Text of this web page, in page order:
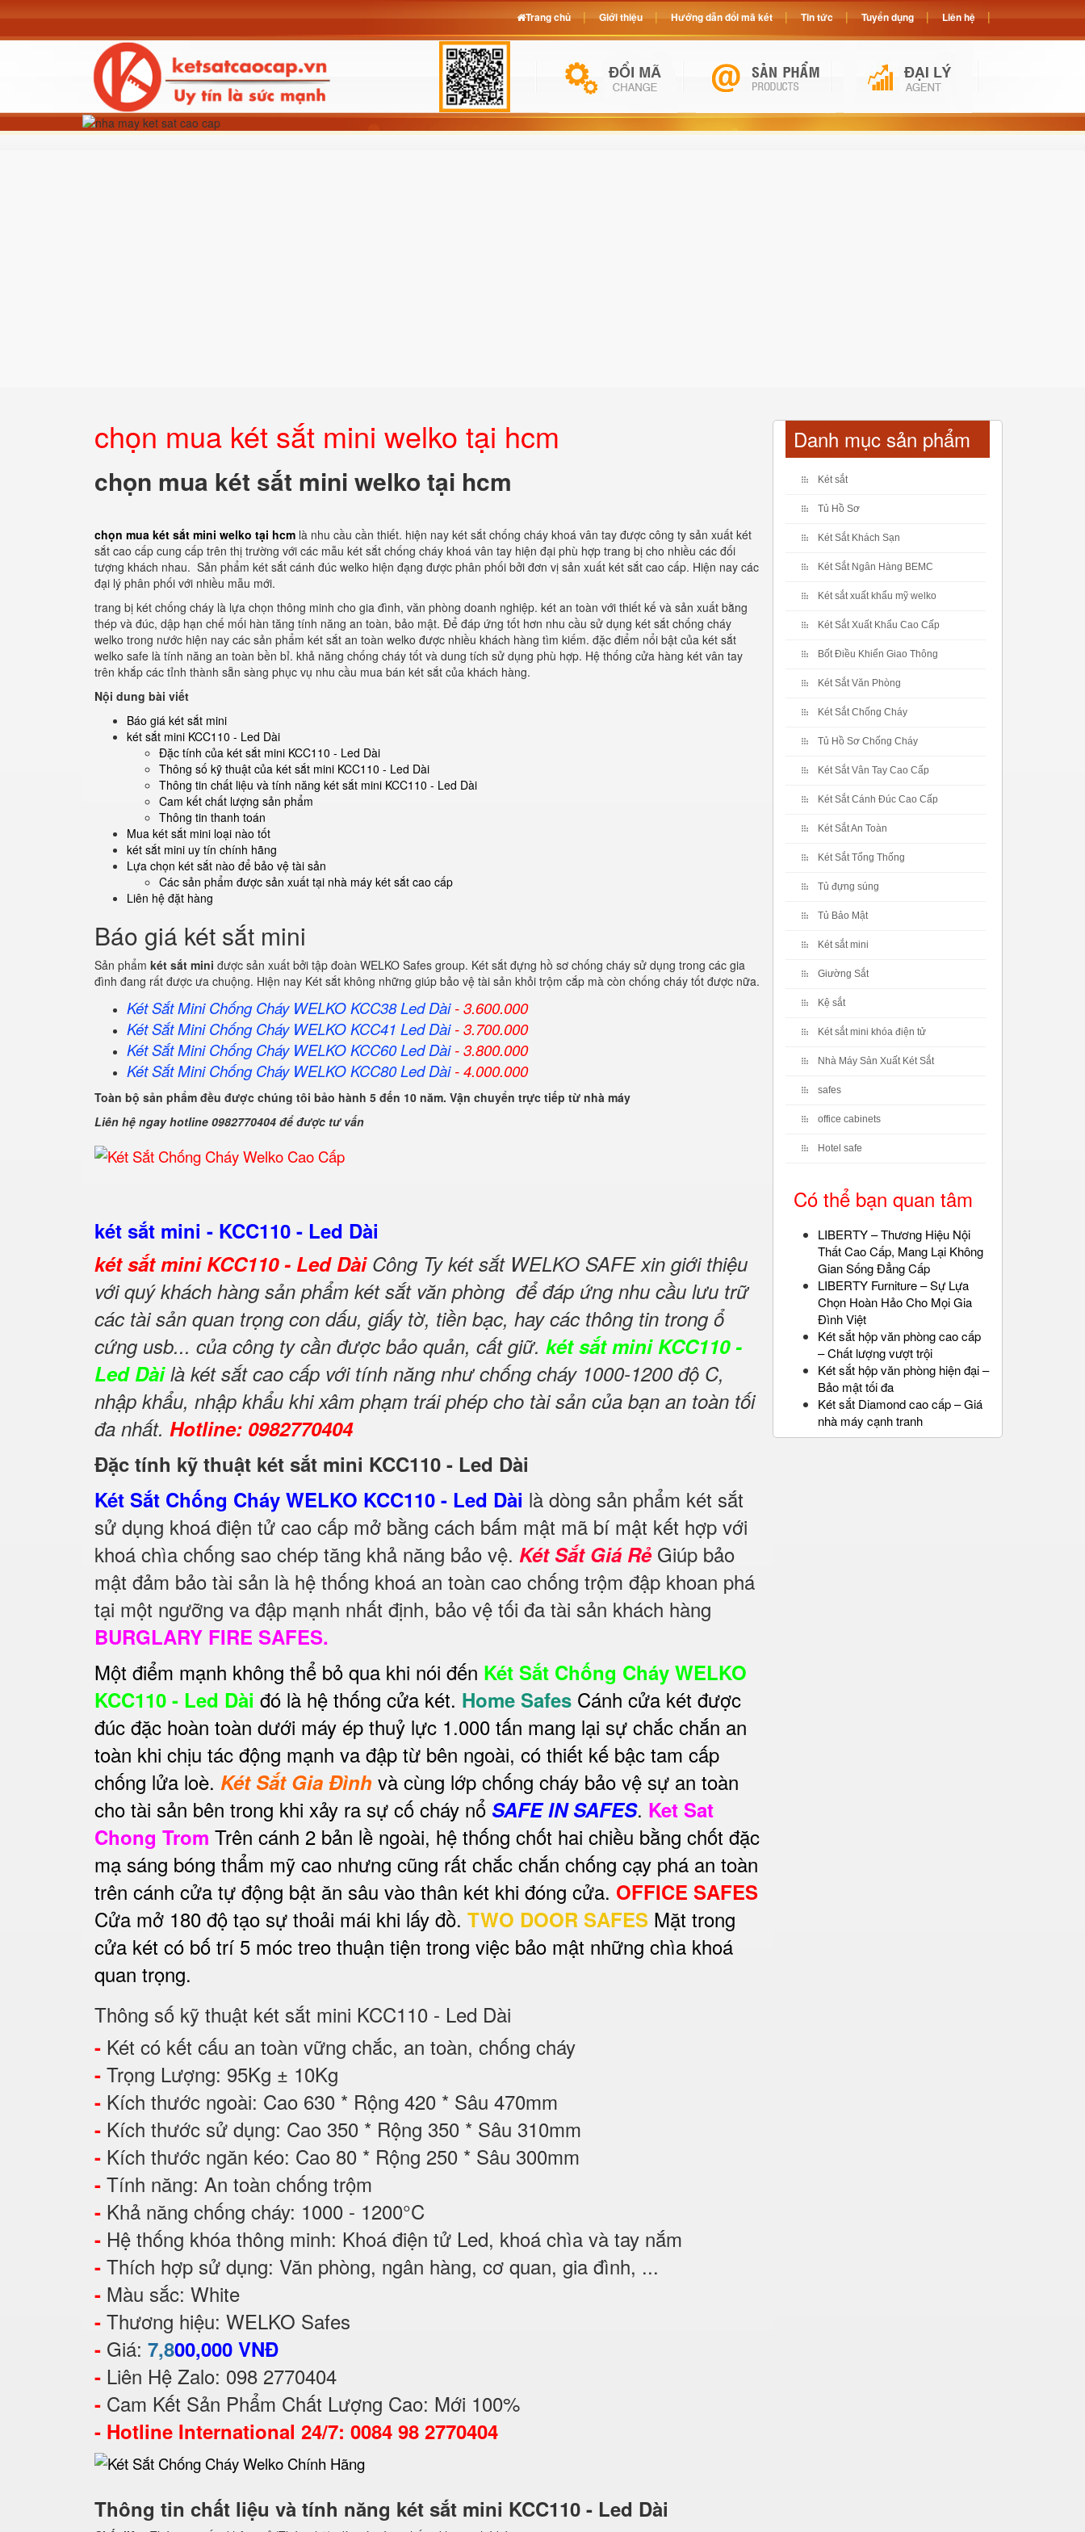
chọn mua két sắt mini welko tại hcm
chọn mua két sắt mini welko tại hcm
chọn mua két sắt mini welko tại hcm là nhu cầu cần thiết. hiện nay két sắt chống cháy khoá vân tay được công ty sản xuất két
sắt cao cấp cung cấp trên thị trường với các mẫu két sắt chống cháy khoá vân tay hiện đại phù hợp trang bị cho nhiều các đối
tượng khách nhau. Sản phẩm két sắt cánh đúc welko hiện đạng được phân phối bởi đơn vị sản xuất két sắt cao cấp. Hiện nay các
đại lý phân phối với nhiều mẫu mới.
trang bị két chống cháy là lựa chọn thông minh cho gia đình, văn phòng doanh nghiệp. két an toàn với thiết kế và sản xuất bằng
thép và đúc, dập hạn chế mối hàn tăng tính năng an toàn, bảo mật. Để đáp ứng tốt hơn nhu cầu sử dụng két sắt chống cháy
welko trong nước hiện nay các sản phẩm két sắt an toàn welko được nhiều khách hàng tìm kiếm. đặc điểm nổi bật của két sắt
welko safe là tính năng an toàn bền bỉ. khả năng chống cháy tốt và dung tích sử dụng phù hợp. Hệ thống cửa hàng két vân tay
trên khắp các tỉnh thành sẵn sàng phục vụ nhu cầu mua bán két sắt của khách hàng.
Nội dung bài viết
Báo giá két sắt mini
két sắt mini KCC110 - Led Dài
Đặc tính của két sắt mini KCC110 - Led Dài
Thông số kỹ thuật của két sắt mini KCC110 - Led Dài
Thông tin chất liệu và tính năng két sắt mini KCC110 - Led Dài
Cam kết chất lượng sản phẩm
Thông tin thanh toán
Mua két sắt mini loại nào tốt
két sắt mini uy tín chính hãng
Lựa chọn két sắt nào để bảo vệ tài sản
Các sản phẩm được sản xuất tại nhà máy két sắt cao cấp
Liên hệ đặt hàng
Báo giá két sắt mini
Sản phẩm két sắt mini được sản xuất bởi tập đoàn WELKO Safes group. Két sắt đựng hồ sơ chống cháy sử dụng trong các gia
đình đang rất được ưa chuộng. Hiện nay Két sắt không những giúp bảo vệ tài sản khỏi trộm cắp mà còn chống cháy tốt được nữa.
Két Sắt Mini Chống Cháy WELKO KCC38 Led Dài- 3.600.000
Két Sắt Mini Chống Cháy WELKO KCC41 Led Dài- 3.700.000
Két Sắt Mini Chống Cháy WELKO KCC60 Led Dài- 3.800.000
Két Sắt Mini Chống Cháy WELKO KCC80 Led Dài- 4.000.000
Toàn bộ sản phẩm đều được chúng tôi bảo hành 5 đến 10 năm. Vận chuyển trực tiếp từ nhà máy
Liên hệ ngay hotline 0982770404 để được tư vấn
két sắt mini - KCC110 - Led Dài
két sắt mini KCC110 - Led Dài Công Ty két sắt WELKO SAFE xin giới thiệu
với quý khách hàng sản phẩm két sắt văn phòng để đáp ứng nhu cầu lưu trữ
các tài sản quan trọng con dấu, giấy tờ, tiền bạc, hay các thông tin trong ổ
cứng usb... của công ty cần được bảo quản, cất giữ. két sắt mini KCC110 -
Led Dàilà két sắt cao cấp với tính năng như chống cháy 1000-1200 độ C,
nhập khẩu, nhập khẩu khi xâm phạm trái phép cho tài sản của bạn an toàn tối
đa nhất. Hotline: 0982770404
Đặc tính kỹ thuật két sắt mini KCC110 - Led Dài
Két Sắt Chống Cháy WELKO KCC110 - Led Dài là dòng sản phẩm két sắt
sử dụng khoá điện tử cao cấp mở bằng cách bấm mật mã bí mật kết hợp với
khoá chìa chống sao chép tăng khả năng bảo vệ. Két Sắt Giá RẻGiúp bảo
mật đảm bảo tài sản là hệ thống khoá an toàn cao chống trộm đập khoan phá
tại một ngưỡng va đập mạnh nhất định, bảo vệ tối đa tài sản khách hàng
BURGLARY FIRE SAFES.
Một điểm mạnh không thể bỏ qua khi nói đến Két Sắt Chống Cháy WELKO
KCC110 - Led Dài đó là hệ thống cửa két. Home Safes Cánh cửa két được
đúc đặc hoàn toàn dưới máy ép thuỷ lực 1.000 tấn mang lại sự chắc chắn an
toàn khi chịu tác động mạnh va đập từ bên ngoài, có thiết kế bậc tam cấp
chống lửa loè. Két Sắt Gia Đình và cùng lớp chống cháy bảo vệ sự an toàn
cho tài sản bên trong khi xảy ra sự cố cháy nổ SAFE IN SAFES. Ket Sat
Chong Trom Trên cánh 2 bản lề ngoài, hệ thống chốt hai chiều bằng chốt đặc
mạ sáng bóng thẩm mỹ cao nhưng cũng rất chắc chắn chống cạy phá an toàn
trên cánh cửa tự động bật ăn sâu vào thân két khi đóng cửa. OFFICE SAFES
Cửa mở 180 độ tạo sự thoải mái khi lấy đồ. TWO DOOR SAFES Mặt trong
cửa két có bố trí 5 móc treo thuận tiện trong việc bảo mật những chìa khoá
quan trọng.
Thông số kỹ thuật két sắt mini KCC110 - Led Dài
- Két có kết cấu an toàn vững chắc, an toàn, chống cháy
- Trọng Lượng: 95Kg ± 10Kg
- Kích thước ngoài: Cao 630 * Rộng 420 * Sâu 470mm
- Kích thước sử dụng: Cao 350 * Rộng 350 * Sâu 310mm
- Kích thước ngăn kéo: Cao 80 * Rộng 250 * Sâu 300mm
- Tính năng: An toàn chống trộm
- Khả năng chống cháy: 1000 - 1200°C
- Hệ thống khóa thông minh: Khoá điện tử Led, khoá chìa và tay nắm
- Thích hợp sử dụng: Văn phòng, ngân hàng, cơ quan, gia đình, ...
- Màu sắc: White
- Thương hiệu: WELKO Safes
- Giá: 7,800,000 VNĐ
- Liên Hệ Zalo: 098 2770404
- Cam Kết Sản Phẩm Chất Lượng Cao: Mới 100%
- Hotline International 24/7: 0084 98 2770404
Thông tin chất liệu và tính năng két sắt mini KCC110 - Led Dài
Danh mục sản phẩm
Két sắt
Tủ Hồ Sơ
Két Sắt Khách Sạn
Két Sắt Ngân Hàng BEMC
Két sắt xuất khẩu mỹ welko
Két Sắt Xuất Khẩu Cao Cấp
Bốt Điều Khiển Giao Thông
Két Sắt Văn Phòng
Két Sắt Chống Cháy
Tủ Hồ Sơ Chống Cháy
Két Sắt Vân Tay Cao Cấp
Két Sắt Cánh Đúc Cao Cấp
Két Sắt An Toàn
Két Sắt Tổng Thống
Tủ đựng súng
Tủ Bảo Mật
Két sắt mini
Giường Sắt
Kệ sắt
Két sắt mini khóa điện tử
Nhà Máy Sản Xuất Két Sắt
safes
office cabinets
Hotel safe
Có thể bạn quan tâm
LIBERTY – Thương Hiệu Nội
Thất Cao Cấp, Mang Lại Không
Gian Sống Đẳng Cấp
LIBERTY Furniture – Sự Lựa
Chọn Hoàn Hảo Cho Mọi Gia
Đình Việt
Két sắt hộp văn phòng cao cấp
– Chất lượng vượt trội
Két sắt hộp văn phòng hiện đại –
Bảo mật tối đa
Két sắt Diamond cao cấp – Giá
nhà máy cạnh tranh
Trang chủ Giới thiệu Hướng dẫn đổi mã két Tin tức Tuyển dụng Liên hệ